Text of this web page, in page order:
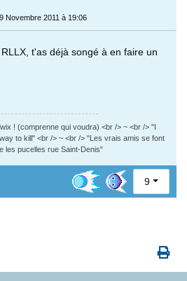
Novembre 2011 à 19:06
t'as déjà songé à en faire un
! (comprenne qui voudra) <br /> ~ <br /> "I
to kill" <br /> ~ <br /> "Les vrais amis se font
les pucelles rue Saint-Denis"
9